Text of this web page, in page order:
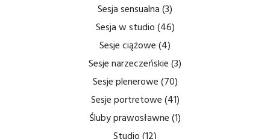
Sesja sensualna(3)
Sesja w studio(46)
Sesje ciążowe(4)
Sesje narzeczeńskie(3)
Sesje plenerowe(70)
Sesje portretowe(41)
Śluby prawosławne(1)